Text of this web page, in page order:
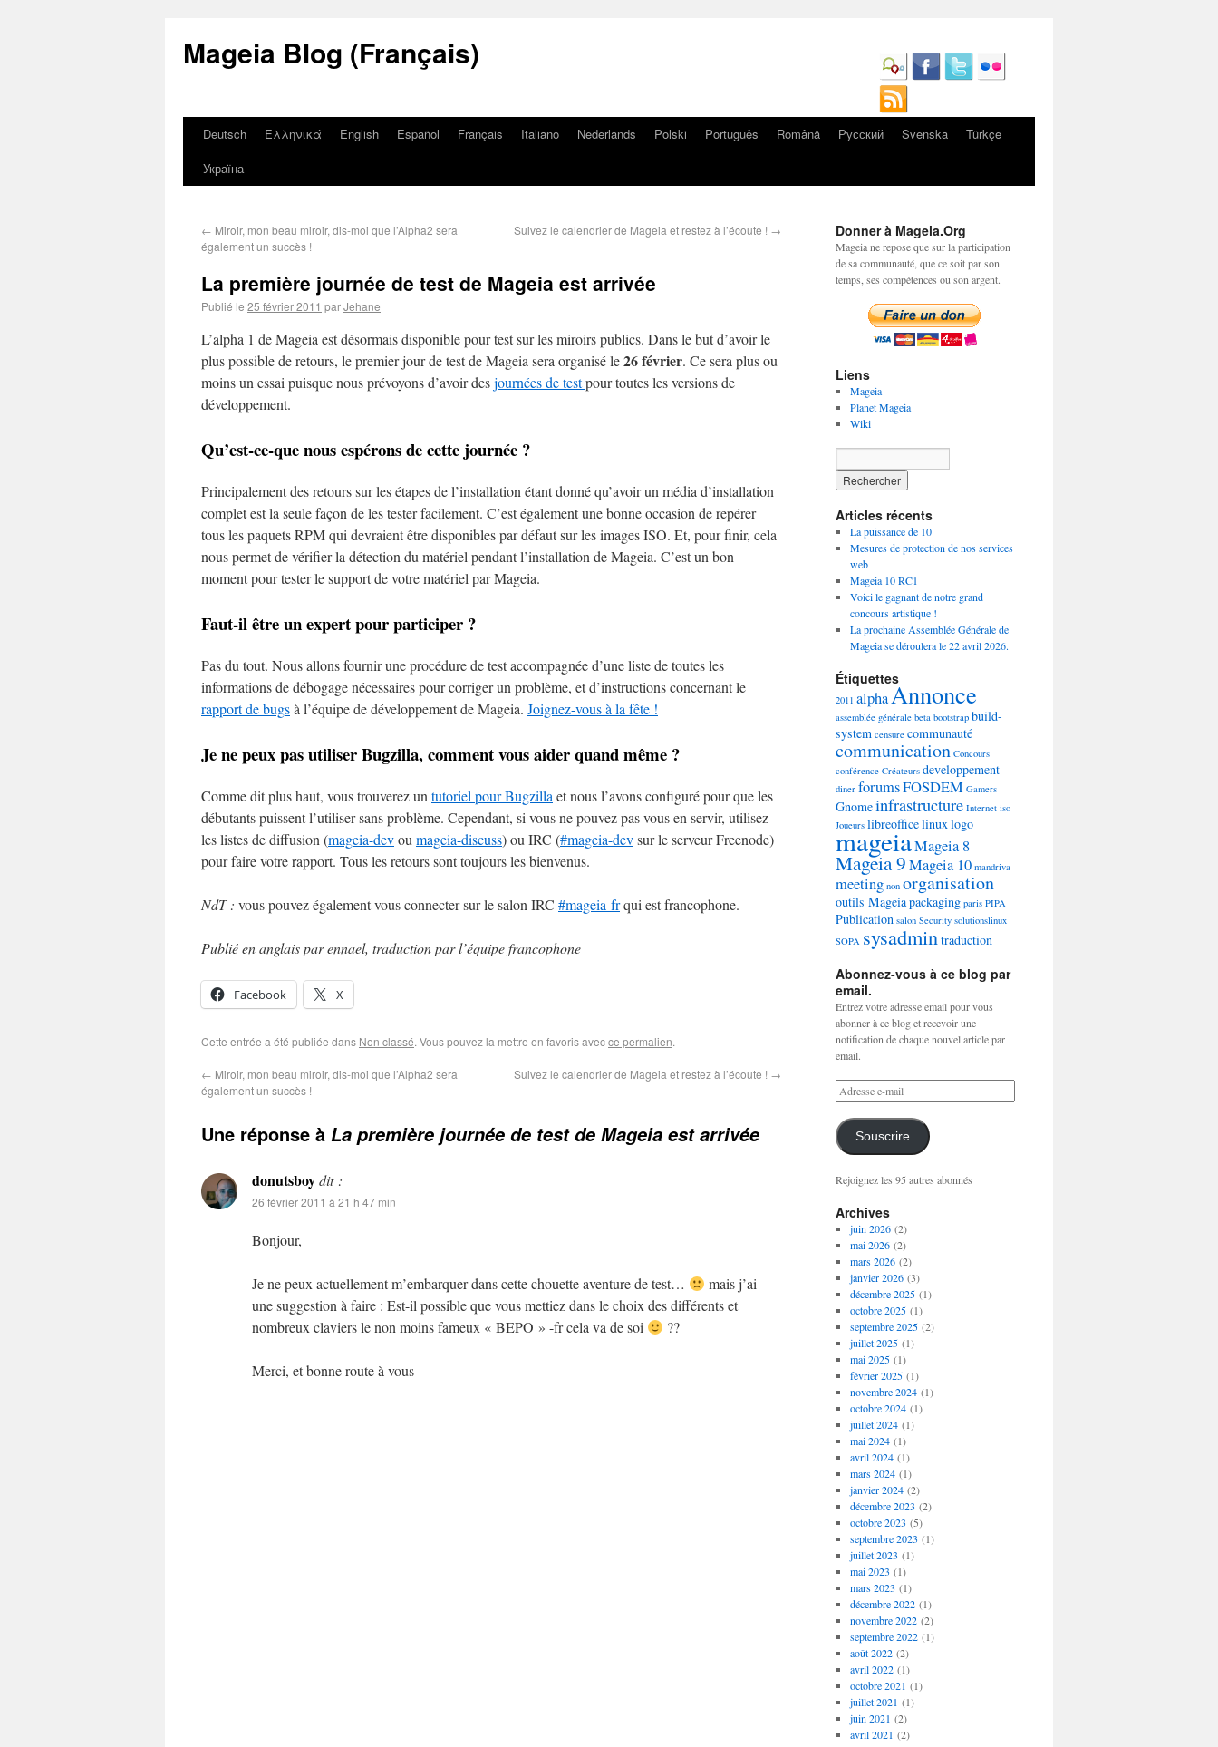
Mageia Blog (Français)
Deutsch Ελληνικά English Español Français Italiano Nederlands Polski Português Română Русский Svenska
Türkçe
Україна
← Miroir, mon beau miroir, dis-moi que l’Alpha2 sera
également un succès !
Suivez le calendrier de Mageia et restez à l’écoute ! →
La première journée de test de Mageia est arrivée
Publié le 25 février 2011 parJehane
L’alpha 1 de Mageia est désormais disponible pour test sur les miroirs publics. Dans le but d’avoir le
plus possible de retours, le premier jour de test de Mageia sera organisé le26 février. Ce sera plus ou
moins un essai puisque nous prévoyons d’avoir desjournées de testpour toutes les versions de
développement.
Qu’est-ce-que nous espérons de cette journée ?
Principalement des retours sur les étapes de l’installation étant donné qu’avoir un média d’installation
complet est la seule façon de les tester facilement. C’est également une bonne occasion de repérer
tous les paquets RPM qui devraient être disponibles par défaut sur les images ISO. Et, pour finir, cela
nous permet de vérifier la détection du matériel pendant l’installation de Mageia. C’est un bon
moment pour tester le support de votre matériel par Mageia.
Faut-il être un expert pour participer ?
Pas du tout. Nous allons fournir une procédure de test accompagnée d’une liste de toutes les
informations de débogage nécessaires pour corriger un problème, et d’instructions concernant le
rapport de bugsà l’équipe de développement de Mageia. Joignez-vous à la fête !
Je ne peux pas utiliser Bugzilla, comment vous aider quand même ?
Comme dit plus haut, vous trouverez un tutoriel pour Bugzilla et nous l’avons configuré pour que les
débutants puissent l’utiliser sans problème. Cependant, si vous ne pouvez pas vous en servir, utilisez
les listes de diffusion (mageia-devou mageia-discuss) ou IRC (#mageia-devsur le serveur Freenode)
pour faire votre rapport. Tous les retours sont toujours les bienvenus.
NdT : vous pouvez également vous connecter sur le salon IRC #mageia-frqui est francophone.
Publié en anglais par ennael, traduction par l’équipe francophone
Facebook X
Cette entrée a été publiée dans Non classé. Vous pouvez la mettre en favoris avecce permalien.
← Miroir, mon beau miroir, dis-moi que l’Alpha2 sera
également un succès !
Suivez le calendrier de Mageia et restez à l’écoute ! →
Une réponse à La première journée de test de Mageia est arrivée
donutsboydit :
26 février 2011 à 21 h 47 min
Bonjour,
Je ne peux actuellement m’embarquer dans cette chouette aventure de test…
mais j’ai
une suggestion à faire : Est-il possible que vous mettiez dans le choix des différents et
nombreux claviers le non moins fameux « BEPO » -fr cela va de soi
??
Merci, et bonne route à vous
Donner à Mageia.Org
Mageia ne repose que sur la participation
de sa communauté, que ce soit par son
temps, ses compétences ou son argent.
Liens
Mageia
Planet Mageia
Wiki
Articles récents
La puissance de 10
Mesures de protection de nos services
web
Mageia 10 RC1
Voici le gagnant de notre grand
concours artistique !
La prochaine Assemblée Générale de
Mageia se déroulera le 22 avril 2026.
Étiquettes
2011 alphaAnnonce
assemblée générale beta bootstrap build-
system censure communauté
communication Concours
conférence Créateurs developpement
diner forumsFOSDEM Gamers
Gnomeinfrastructure Internet iso
Joueurs libreofficelinuxlogo
mageiaMageia 8
Mageia 9Mageia 10 mandriva
meeting non organisation
outils Mageiapackaging paris PIPA
Publication salon Security solutionslinux
SOPA sysadmintraduction
Abonnez-vous à ce blog par
email.
Entrez votre adresse email pour vous
abonner à ce blog et recevoir une
notification de chaque nouvel article par
email.
Souscrire
Rejoignez les 95 autres abonnés
Archives
juin 2026(2)
mai 2026(2)
mars 2026(2)
janvier 2026(3)
décembre 2025(1)
octobre 2025(1)
septembre 2025(2)
juillet 2025(1)
mai 2025(1)
février 2025(1)
novembre 2024(1)
octobre 2024(1)
juillet 2024(1)
mai 2024(1)
avril 2024(1)
mars 2024(1)
janvier 2024(2)
décembre 2023 (2)
octobre 2023 (5)
septembre 2023 (1)
juillet 2023 (1)
mai 2023 (1)
mars 2023 (1)
décembre 2022(1)
novembre 2022(2)
septembre 2022(1)
août 2022(2)
avril 2022(1)
octobre 2021 (1)
juillet 2021 (1)
juin 2021 (2)
avril 2021 (2)